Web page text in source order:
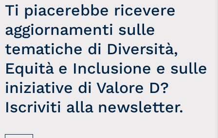
Ti piacerebbe ricevere
aggiornamenti sulle
tematiche di Diversità,
Equità e Inclusione e sulle
iniziative di Valore D?
Iscriviti alla newsletter.